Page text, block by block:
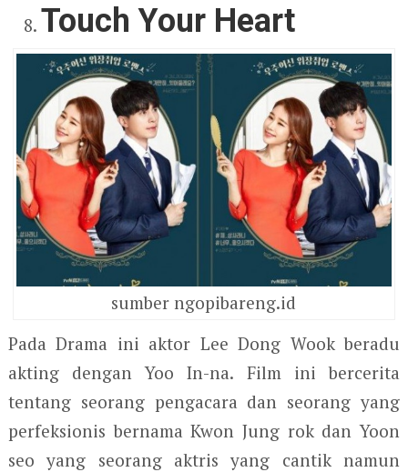
Touch Your Heart
sumber ngopibareng.id
Pada Drama ini aktor Lee Dong Wook beradu
akting dengan Yoo In-na. Film ini bercerita
tentang seorang pengacara dan seorang yang
perfeksionis bernama Kwon Jung rok dan Yoon
seo yang seorang aktris yang cantik namun